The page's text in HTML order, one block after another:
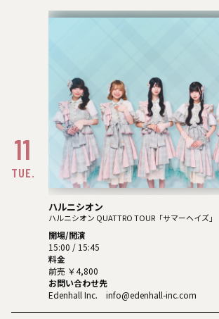
11
TUE.
ハルニシオン
ハルニシオン QUATTRO TOUR「サマーヘイズ」
開場/開演
15:00 / 15:45
料金
前売 ￥4,800
お問い合わせ先
Edenhall Inc. info@edenhall-inc.com